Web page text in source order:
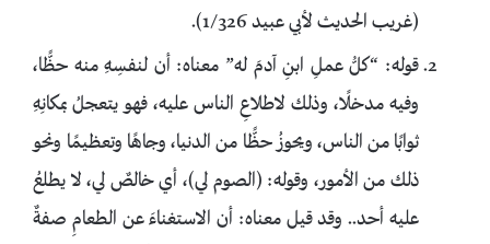
(غريب الحديث لأبي عبيد 1/326).
قوله: “كلُّ عملِ ابنِ آدمَ له” معناه: أن لنفسِهِ منه حظًّا،
وفيه مدخلًا، وذلك لاطلاعِ الناس عليه، فهو يتعجلُ بمكانِهِ
ثوابًا من الناس، ويحوزُ حظًّا من الدنيا، وجاهًا وتعظيمًا ونحو
ذلك من الأمور، وقوله: (الصوم لي)، أي خالصٌ لي، لا يطلعُ
عليه أحد.. وقد قيل معناه: أن الاستغناءَ عن الطعامِ صفةٌ